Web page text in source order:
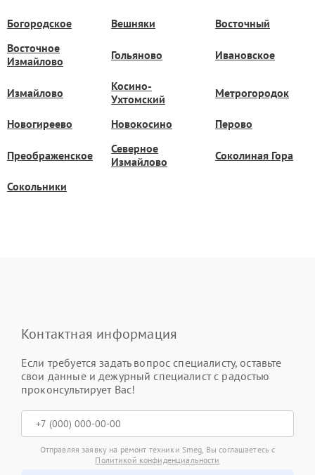
Богородское Вешняки
Восточный
Восточное
Измайлово
Гольяново Ивановское
Измайлово
Косино-
Ухтомский
Метрогородок
Новогиреево Новокосино Перово
Преображенское
Северное
Измайлово
Соколиная Гора
Сокольники
Контактная информация
Если требуется задать вопрос специалисту, оставьте
свои данные и дежурный специалист с радостью
проконсультирует Вас!
Отправляя заявку на ремонт техники Smeg, Вы соглашаетесь с
Политикой конфиденциальности